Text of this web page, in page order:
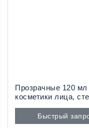
Прозрачные 120
косметики лица,
Быстрый